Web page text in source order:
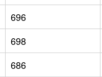
696
698
686